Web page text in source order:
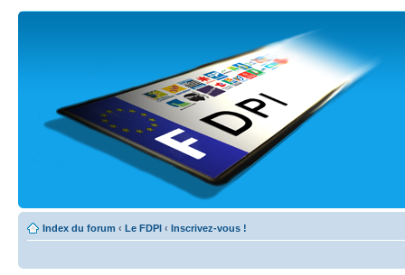
Index du forum ‹ Le FDPI ‹ Inscrivez-vous !